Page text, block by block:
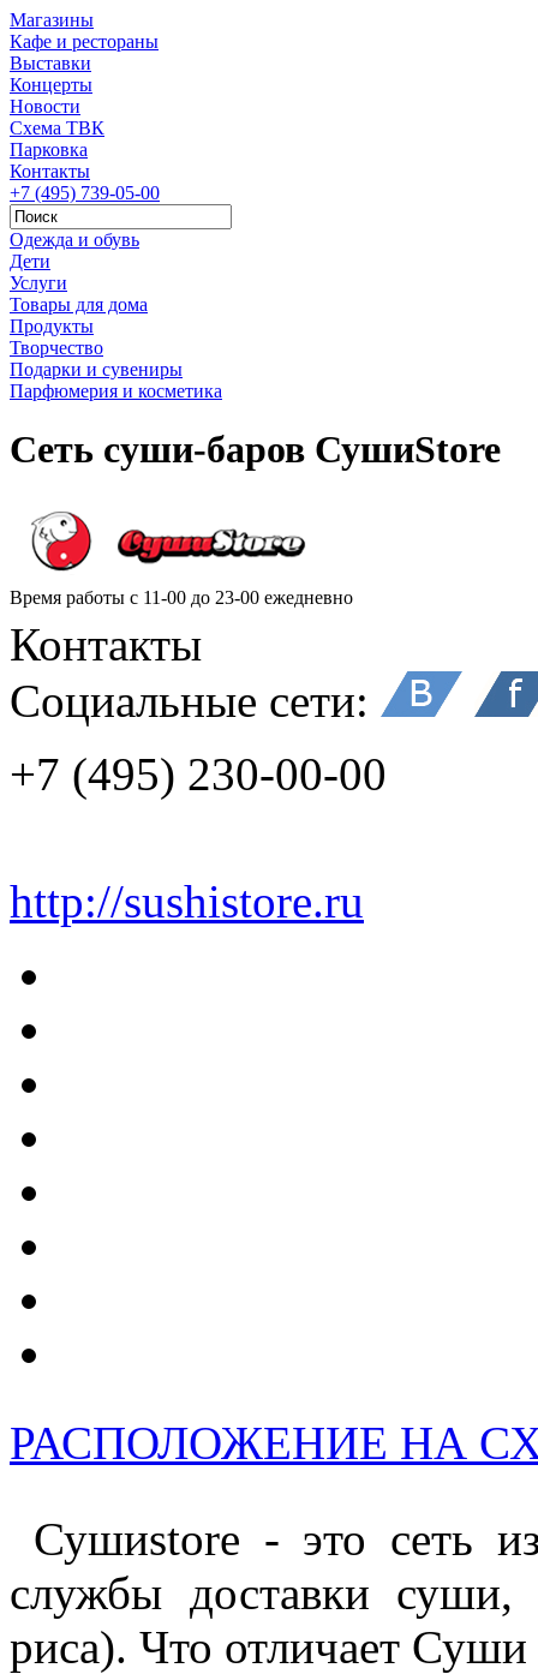
Магазины
Кафе и рестораны
Выставки
Концерты
Новости
Схема ТВК
Парковка
Контакты
+7 (495) 739-05-00
Одежда и обувь
Дети
Услуги
Товары для дома
Продукты
Творчество
Подарки и сувениры
Парфюмерия и косметика
Сеть суши-баров СушиStore
Время работы с 11-00 до 23-00 ежедневно
Контакты
Социальные сети:
+7 (495) 230-00-00
http://sushistore.ru
РАСПОЛОЖЕНИЕ НА
Сушиstore - это сеть
службы доставки
риса). Что отличает